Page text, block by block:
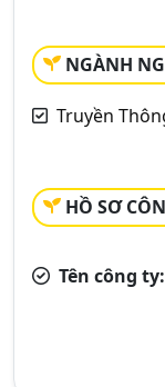
NGÀNH
Truyền
HỒ SƠ
Tên công ty: